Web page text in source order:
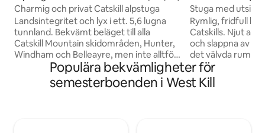
Charmig och privat Catskill alpstuga
Landsintegritet och lyx i ett. 5,6 lugna
tunnland. Bekvämt beläget till alla
Catskill Mountain skidområden, Hunter,
Windham och Belleayre, men inte alltför
långt från de trendiga städerna
Woodstock och Phoenicia. Härliga
vandringsleder runt om. Öppen och
Stuga med utsikt
spel
Rymlig, fridfull
Catskills. Njut av
och slappna av i
det välvda
eldstaden med
ett andra
nedervåningen.
Populära bekvämligheter för
semesterboenden i West Kill